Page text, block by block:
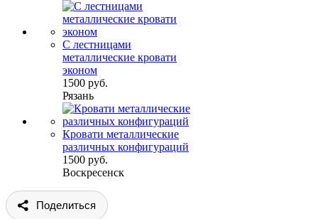
С лестницами
металлические кровати
эконом
1500 руб.
Рязань
Кровати металлические
различных конфигураций
1500 руб.
Воскресенск
Поделиться